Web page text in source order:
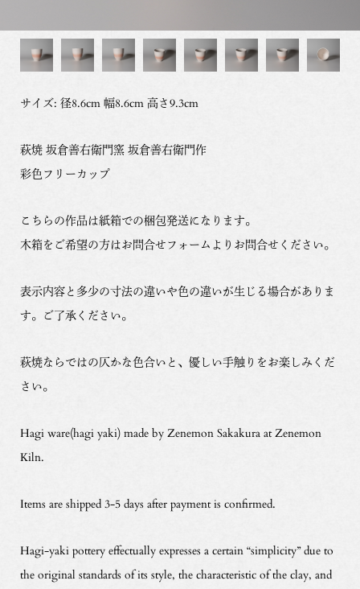
サイズ: 径8.6cm 幅8.6cm 高さ9.3cm
萩焼 坂倉善右衛門窯 坂倉善右衛門作
彩色フリーカップ
こちらの作品は紙箱での梱包発送になります。
木箱をご希望の方はお問合せフォームよりお問合せください。
表示内容と多少の寸法の違いや色の違いが生じる場合がありま
す。ご了承ください。
萩焼ならではの仄かな色合いと、優しい手触りをお楽しみくだ
さい。
Hagi ware(hagi yaki) made by Zenemon Sakakura at Zenemon
Kiln.
Items are shipped 3-5 days after payment is confirmed.
Hagi-yaki pottery effectually expresses a certain “simplicity” due to
the original standards of its style, the characteristic of the clay, and